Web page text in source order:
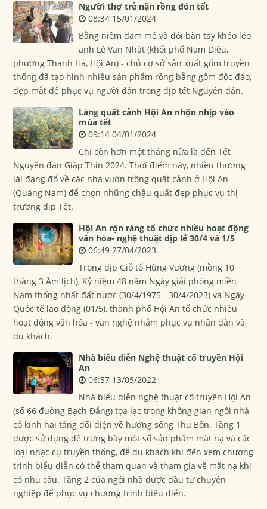
Người thợ trẻ nặn rồng đón tết
08:34 15/01/2024
Bằng niềm đam mê và đôi bàn tay khéo léo,
anh Lê Văn Nhật (khối phố Nam Diêu,
phường Thanh Hà, Hội An) - chủ cơ sở sản xuất gốm truyền
thống đã tạo hình nhiều sản phẩm rồng bằng gốm độc đáo,
đẹp mắt để phục vụ người dân trong dịp tết Nguyên đán.
Làng quất cảnh Hội An nhộn nhịp vào
mùa tết
09:14 04/01/2024
Chỉ còn hơn một tháng nữa là đến Tết
Nguyên đán Giáp Thìn 2024. Thời điểm này, nhiều thương
lái đang đổ về các nhà vườn trồng quất cảnh ở Hội An
(Quảng Nam) để chọn những chậu quất đẹp phục vụ thị
trường dịp Tết.
Hội An rộn ràng tổ chức nhiều hoạt động
văn hóa- nghệ thuật dịp lễ 30/4 và 1/5
06:49 27/04/2023
Trong dịp Giỗ tổ Hùng Vương (mồng 10
tháng 3 Âm lịch), Kỷ niệm 48 năm Ngày giải phóng miền
Nam thống nhất đất nước (30/4/1975 - 30/4/2023) và Ngày
Quốc tế lao động (01/5), thành phố Hội An tổ chức nhiều
hoạt động văn hóa - văn nghệ nhằm phục vụ nhân dân và
du khách.
Nhà biểu diễn Nghệ thuật cổ truyền Hội
An
06:57 13/05/2022
Nhà biểu diễn nghệ thuật cổ truyền Hội An
(số 66 đường Bạch Đằng) tọa lạc trong không gian ngôi nhà
cổ kính hai tầng đối diện về hướng sông Thu Bồn. Tầng 1
được sử dụng để trưng bày một số sản phẩm mặt nạ và các
loại nhạc cụ truyền thống, để du khách khi đến xem chương
trình biểu diễn có thể tham quan và tham gia vẽ mặt nạ khi
có nhu cầu. Tầng 2 của ngôi nhà được đầu tư chuyên
nghiệp để phục vụ chương trình biểu diễn.